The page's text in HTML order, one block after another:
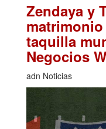
Zendaya y
taquilla
Negocios
adn Noticias